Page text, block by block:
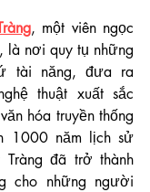
, một viên ngọc
là nơi quy tụ những
tài năng, đưa ra
thuật xuất sắc
hóa truyền thống
1000 năm lịch sử
đã trở thành
cho những người